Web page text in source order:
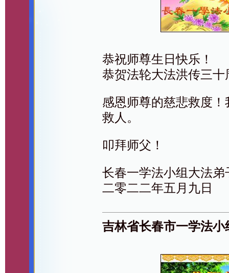
恭祝师尊生日快乐！
恭贺法轮大法洪传三十
感恩师尊的慈悲救度
救人。
叩拜师父！
长春一学法小组大法弟
二零二二年五月九日
吉林省长春市一学法